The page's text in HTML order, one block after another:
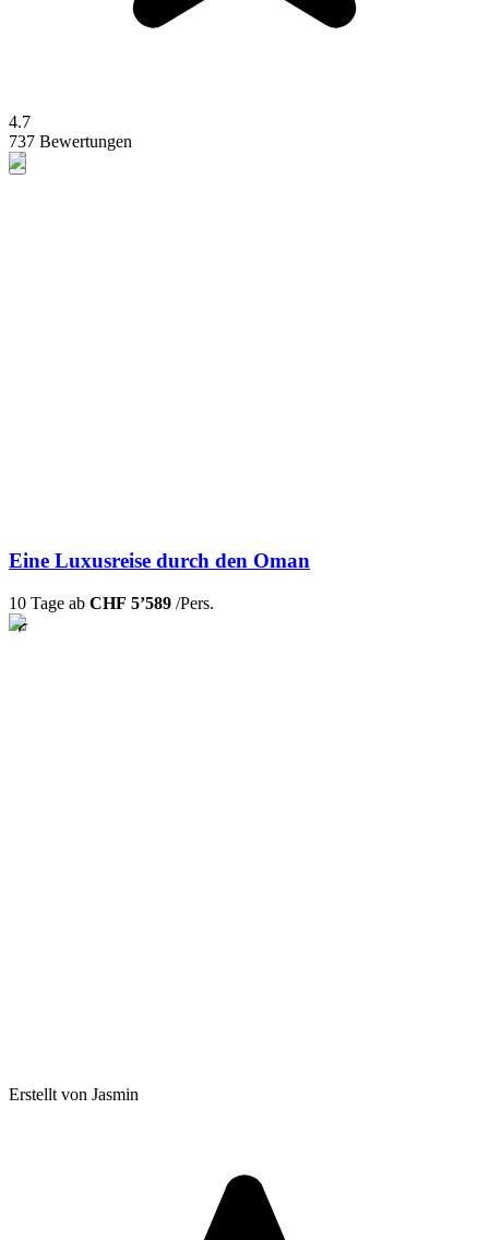
4.7
737 Bewertungen
Eine Luxusreise durch den Oman
10 Tage ab CHF 5’589 /Pers.
Erstellt von Jasmin